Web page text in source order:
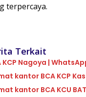
terpercaya.
Terkait
KCP Nagoya |